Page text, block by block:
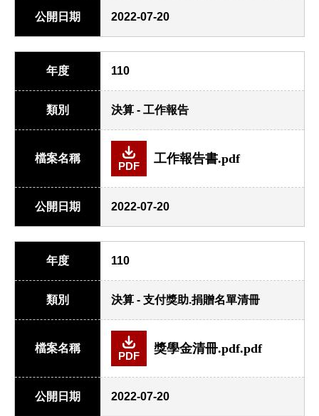
公開日期 2022-07-20
年度 110
類別 決算 - 工作報告
檔案名稱
PDF
工作報告書.pdf
公開日期 2022-07-20
年度 110
類別 決算 - 支付獎助.捐贈名單清冊
檔案名稱
PDF
獎學金清冊.pdf.pdf
公開日期 2022-07-20